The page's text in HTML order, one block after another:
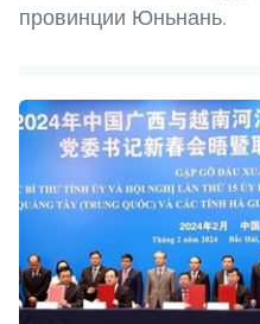
провинции Юньнань.